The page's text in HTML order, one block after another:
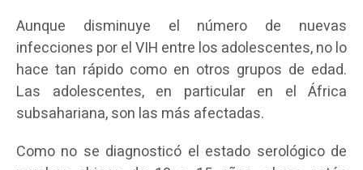
Aunque disminuye el número de nuevas
infecciones por el VIH entre los adolescentes, no lo
hace tan rápido como en otros grupos de edad.
Las adolescentes, en particular en el África
subsahariana, son las más afectadas.
Como no se diagnosticó el estado serológico de